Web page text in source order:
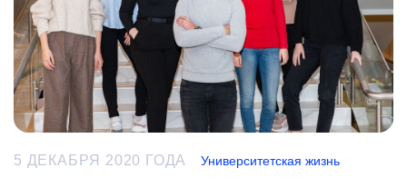
5 ДЕКАБРЯ 2020 ГОДА Университетская жизнь